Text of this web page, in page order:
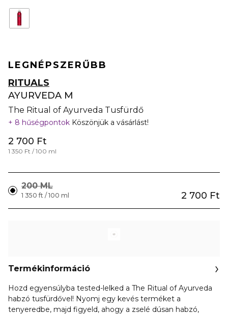
LEGNÉPSZERŰBB
RITUALS
AYURVEDA M
The Ritual of Ayurveda Tusfürdő
8 hűségpontok Köszönjük a vásárlást!
2 700 Ft
1 350 Ft / 100 ml
200 ML
2 700 Ft
1 350 ft / 100 ml
Termékinformáció
Hozd egyensúlyba tested-lelked a The Ritual of Ayurveda
habzó tusfürdővel! Nyomj egy kevés terméket a
tenyeredbe, majd figyeld, ahogy a zselé dúsan habzó,